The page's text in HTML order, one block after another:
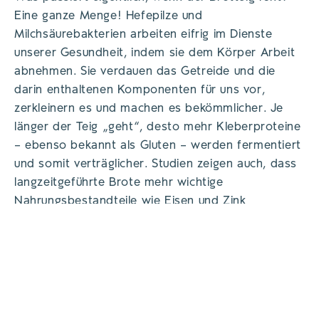
Eine ganze Menge! Hefepilze und
Milchsäurebakterien arbeiten eifrig im Dienste
unserer Gesundheit, indem sie dem Körper Arbeit
abnehmen. Sie verdauen das Getreide und die
darin enthaltenen Komponenten für uns vor,
zerkleinern es und machen es bekömmlicher. Je
länger der Teig „geht“, desto mehr Kleberproteine
– ebenso bekannt als Gluten – werden fermentiert
und somit verträglicher. Studien zeigen auch, dass
langzeitgeführte Brote mehr wichtige
Nahrungsbestandteile wie Eisen und Zink